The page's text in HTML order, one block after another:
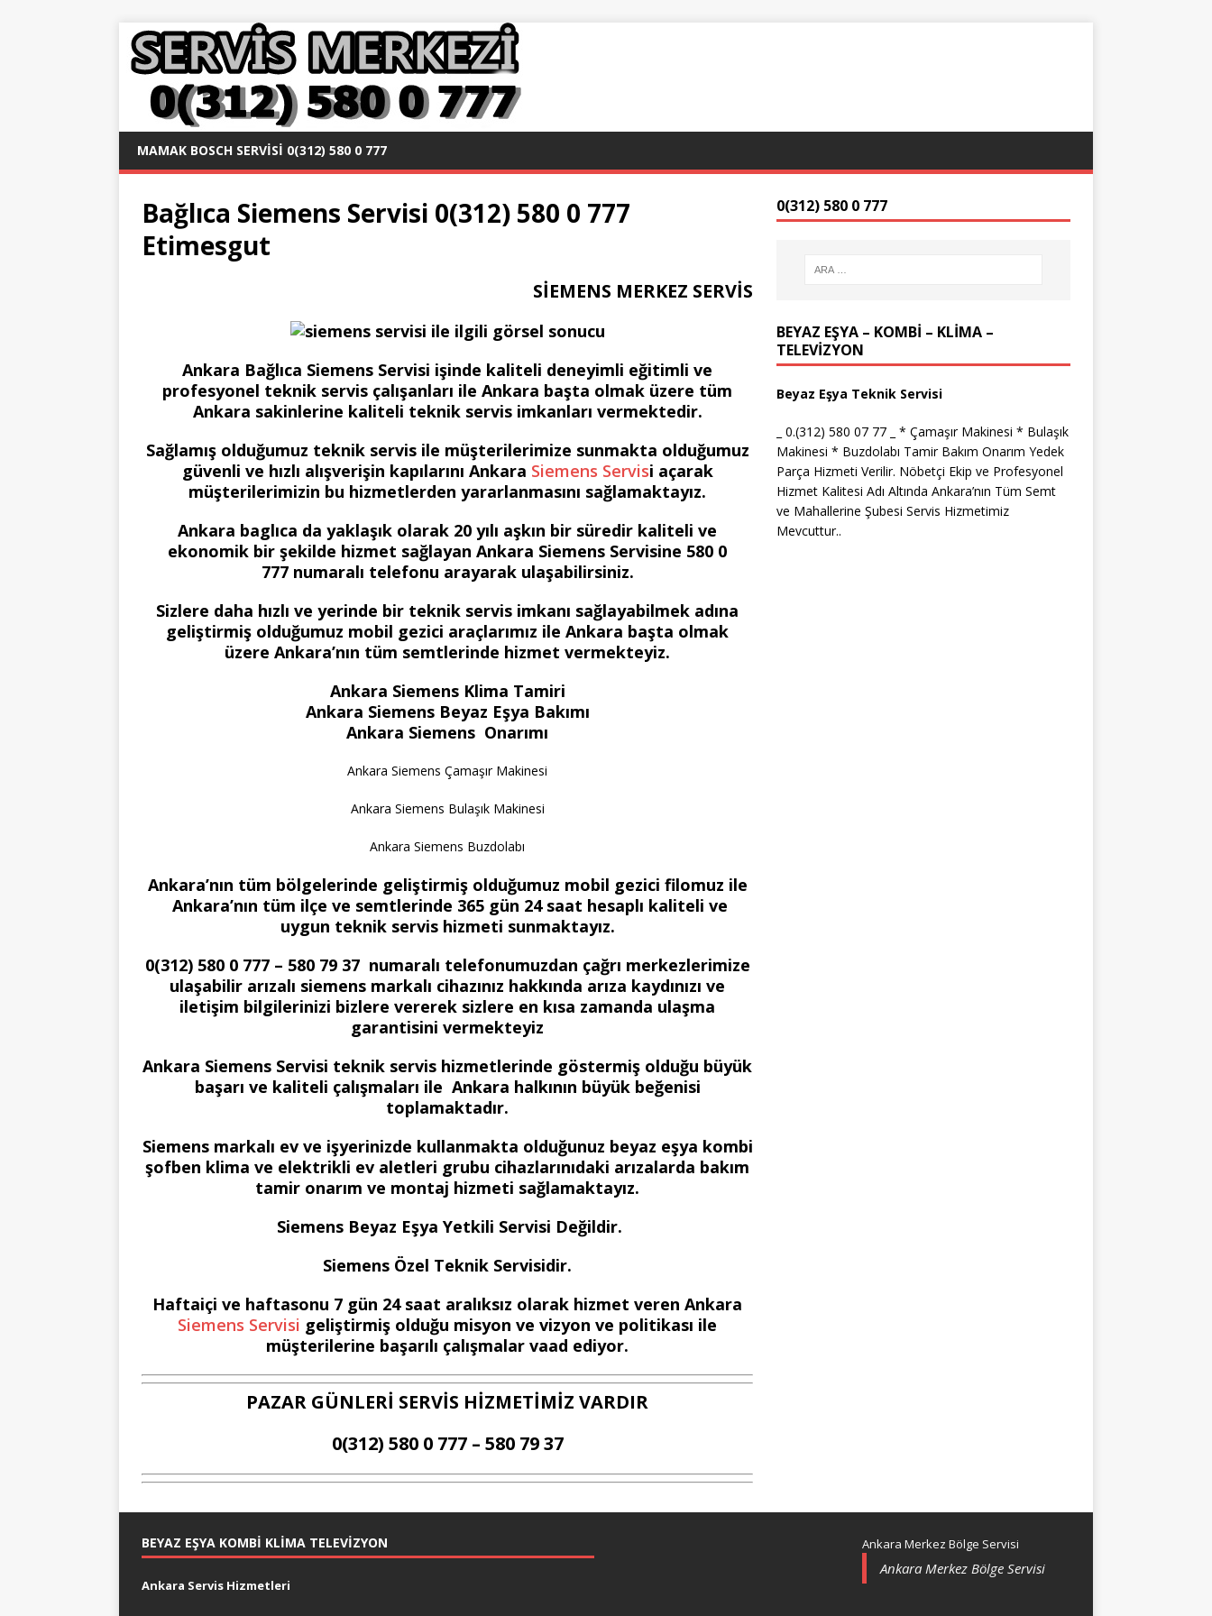
MAMAK BOSCH SERVISI 0(312) 580 0 777
Bağlıca Siemens Servisi 0(312) 580 0 777
Etimesgut
SİEMENS MERKEZ SERVİS
Ankara Bağlıca Siemens Servisi işinde kaliteli deneyimli eğitimli ve
profesyonel teknik servis çalışanları ile Ankara başta olmak üzere tüm
Ankara sakinlerine kaliteli teknik servis imkanları vermektedir.
Sağlamış olduğumuz teknik servis ile müşterilerimize sunmakta olduğumuz
güvenli ve hızlı alışverişin kapılarını Ankara Siemens Servisi açarak
müşterilerimizin bu hizmetlerden yararlanmasını sağlamaktayız.
Ankara baglıca da yaklaşık olarak 20 yılı aşkın bir süredir kaliteli ve
ekonomik bir şekilde hizmet sağlayan Ankara Siemens Servisine 580 0
777 numaralı telefonu arayarak ulaşabilirsiniz.
Sizlere daha hızlı ve yerinde bir teknik servis imkanı sağlayabilmek adına
geliştirmiş olduğumuz mobil gezici araçlarımız ile Ankara başta olmak
üzere Ankara’nın tüm semtlerinde hizmet vermekteyiz.
Ankara Siemens Klima Tamiri
Ankara Siemens Beyaz Eşya Bakımı
Ankara Siemens Onarımı
Ankara Siemens Çamaşır Makinesi
Ankara Siemens Bulaşık Makinesi
Ankara Siemens Buzdolabı
Ankara’nın tüm bölgelerinde geliştirmiş olduğumuz mobil gezici filomuz ile
Ankara’nın tüm ilçe ve semtlerinde 365 gün 24 saat hesaplı kaliteli ve
uygun teknik servis hizmeti sunmaktayız.
0(312) 580 0 777 – 580 79 37 numaralı telefonumuzdan çağrı merkezlerimize
ulaşabilir arızalı siemens markalı cihazınız hakkında arıza kaydınızı ve
iletişim bilgilerinizi bizlere vererek sizlere en kısa zamanda ulaşma
garantisini vermekteyiz
Ankara Siemens Servisi teknik servis hizmetlerinde göstermiş olduğu büyük
başarı ve kaliteli çalışmaları ile Ankara halkının büyük beğenisi
toplamaktadır.
Siemens markalı ev ve işyerinizde kullanmakta olduğunuz beyaz eşya kombi
şofben klima ve elektrikli ev aletleri grubu cihazlarınıdaki arızalarda bakım
tamir onarım ve montaj hizmeti sağlamaktayız.
Siemens Beyaz Eşya Yetkili Servisi Değildir.
Siemens Özel Teknik Servisidir.
Haftaiçi ve haftasonu 7 gün 24 saat aralıksız olarak hizmet veren Ankara
Siemens Servisi geliştirmiş olduğu misyon ve vizyon ve politikası ile
müşterilerine başarılı çalışmalar vaad ediyor.
PAZAR GÜNLERİ SERVİS HİZMETİMİZ VARDIR
0(312) 580 0 777 – 580 79 37
0(312) 580 0 777
BEYAZ EŞYA – KOMBİ – KLİMA –
TELEVİZYON
Beyaz Eşya Teknik Servisi
_ 0.(312) 580 07 77 _ * Çamaşır Makinesi * Bulaşık
Makinesi * Buzdolabı Tamir Bakım Onarım Yedek
Parça Hizmeti Verilir. Nöbetçi Ekip ve Profesyonel
Hizmet Kalitesi Adı Altında Ankara’nın Tüm Semt
ve Mahallerine Şubesi Servis Hizmetimiz
Mevcuttur..
BEYAZ EŞYA KOMBI KLIMA TELEVIZYON
Ankara Servis Hizmetleri
Ankara Merkez Bölge Servisi
Ankara Merkez Bölge Servisi